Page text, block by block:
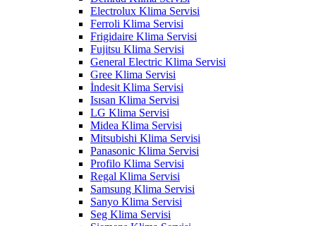
Electrolux Klima Servisi
Ferroli Klima Servisi
Frigidaire Klima Servisi
Fujitsu Klima Servisi
General Electric Klima Servisi
Gree Klima Servisi
İndesit Klima Servisi
Isısan Klima Servisi
LG Klima Servisi
Midea Klima Servisi
Mitsubishi Klima Servisi
Panasonic Klima Servisi
Profilo Klima Servisi
Regal Klima Servisi
Samsung Klima Servisi
Sanyo Klima Servisi
Seg Klima Servisi